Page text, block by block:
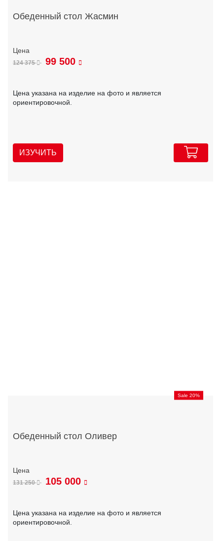
Обеденный стол Жасмин
124 375 99 500
Цена указана на изделие на фото и является
ориентировочной.
ИЗУЧИТЬ
Sale 20%
Обеденный стол Оливер
131 250 105 000
Цена указана на изделие на фото и является
ориентировочной.